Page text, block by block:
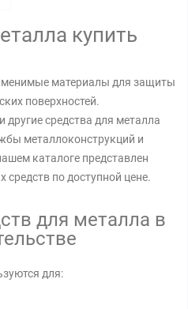
купить
материалы для защиты
поверхностей.
средства для металла
металлоконструкций и
каталоге представлен
по доступной цене.
для металла в
для: